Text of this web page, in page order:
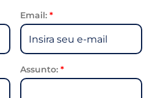
Email: *
Assunto: *